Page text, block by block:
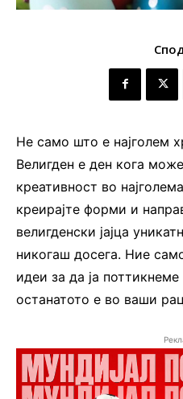
Не само што е најголем
Велигден е ден кога
креативност во
креирајте форми и
велигденски јајца
никогаш досега. Ние
идеи за да ја
останатото е во ваши